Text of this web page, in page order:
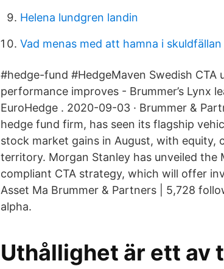
Helena lundgren landin
Vad menas med att hamna i skuldfällan
#hedge-fund #HedgeMaven Swedish CTA
performance improves - Brummer’s Lynx
EuroHedge . 2020-09-03 · Brummer &
hedge fund firm, has seen its flagship
stock market gains in August, with equity,
territory. Morgan Stanley has unveiled the
compliant CTA strategy, which will offer
Asset Ma Brummer & Partners | 5,728
alpha.
Uthållighet är ett av